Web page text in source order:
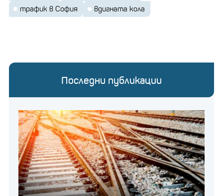
трафик в София вдигната кола
Последни публикации